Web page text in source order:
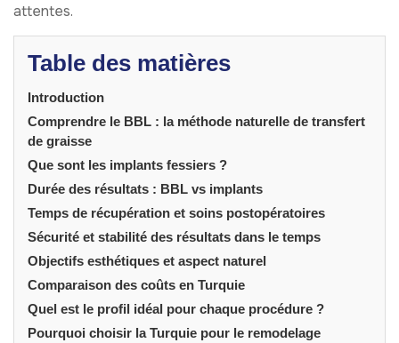
attentes.
Table des matières
Introduction
Comprendre le BBL : la méthode naturelle de transfert
de graisse
Que sont les implants fessiers ?
Durée des résultats : BBL vs implants
Temps de récupération et soins postopératoires
Sécurité et stabilité des résultats dans le temps
Objectifs esthétiques et aspect naturel
Comparaison des coûts en Turquie
Quel est le profil idéal pour chaque procédure ?
Pourquoi choisir la Turquie pour le remodelage